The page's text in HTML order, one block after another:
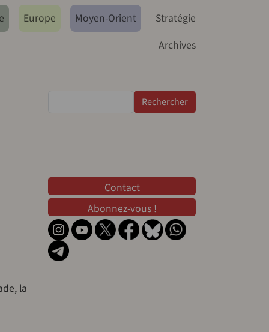
Europe Moyen-Orient
Stratégie
Archives
la
Contact
Abonnez-vous !